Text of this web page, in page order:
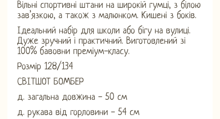
Вільні спортивні штани на широкій гумці, з білою
зав’язкою, а також з малюнком. Кишені з боків.
Ідеальний набір для школи або бігу на вулиці.
Дуже зручний і практичний. Виготовлений зі
100% бавовни преміум-класу.
Розмір 128/134
СВІТШОТ БОМБЕР
д. загальна довжина - 50 см
д. рукава від горловини - 54 см